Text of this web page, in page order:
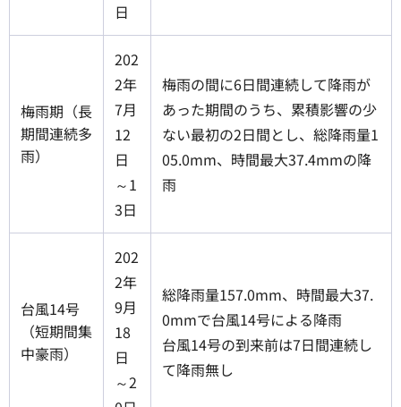
日
梅雨期（長
期間連続多
雨）
202
2年
7月
12
日
～1
3日
梅雨の間に6日間連続して降雨が
あった期間のうち、累積影響の少
ない最初の2日間とし、総降雨量1
05.0mm、時間最大37.4mmの降
雨
台風14号
（短期間集
中豪雨）
202
2年
9月
18
日
～2
総降雨量157.0mm、時間最大37.
0mmで台風14号による降雨
台風14号の到来前は7日間連続し
て降雨無し